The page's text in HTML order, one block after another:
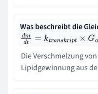
Was beschreibt die
dmd t= ktranskript ×G ak
Die Verschmelzung
Lipidgewinnung aus